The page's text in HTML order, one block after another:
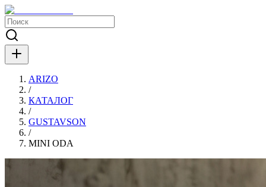
ARIZO
/
КАТАЛОГ
/
GUSTAVSON
/
MINI ODA